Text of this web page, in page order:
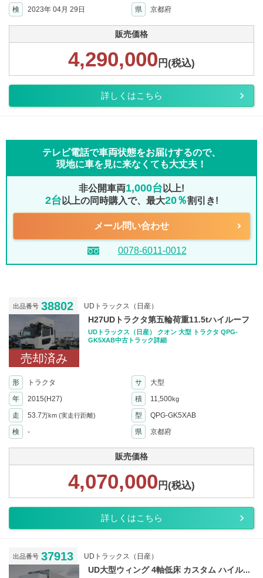
検
2023年 04月 29日 県 京都府
販売価格
4,290,000 円(税込)
詳しくはこちら
テレビ電話で車両状態をお届けするので、
現地に車を見に来なくても大丈夫！
非公開車両1,000台 以上!
2台 以上の同時購入で、最大20％割引き!
メール問い合わせ
0078-6011-0012
出品番号 38802 UDトラックス（日産）
売却済み
H27UDトラクタ第五輪荷重11.5tハイルーフ
UDトラックス（日産） クオン 大型 トラクタ QPG-
GK5XAB中古トラック詳細
形 トラクタ サ
大型
年
2015(H27) 積 11,500kg
走 53.7万km (実走行距離) 型
QPG-GK5XAB
検
- 県 京都府
販売価格
4,070,000 円(税込)
詳しくはこちら
出品番号 37913 UDトラックス（日産）
UD大型ウィング 4軸低床 カスタム ハイル...